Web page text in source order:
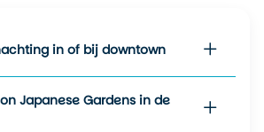
het
in of bij downtown
Japanese Gardens in de